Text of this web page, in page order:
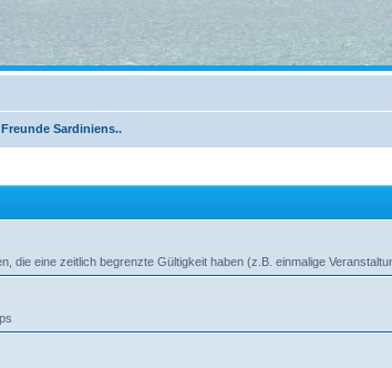
Sardiniens..
die eine zeitlich begrenzte Gültigkeit haben (z.B. einmalige